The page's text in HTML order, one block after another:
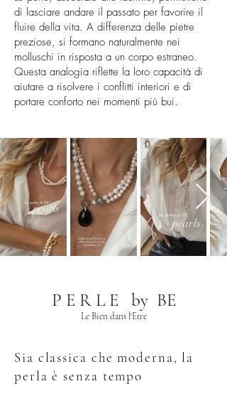
di lasciare andare il passato per favorire il
fluire della vita. A differenza delle pietre
preziose, si formano naturalmente nei
molluschi in risposta a un corpo estraneo.
Questa analogia riflette la loro capacità di
aiutare a risolvere i conflitti interiori e di
portare conforto nei momenti più bui.
P E R L E by BE
Le Bien dans l'Etre
Sia classica che moderna, la
perla è senza tempo